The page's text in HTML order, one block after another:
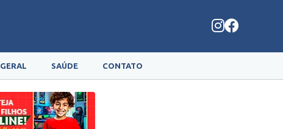
GERAL SAÚDE CONTATO